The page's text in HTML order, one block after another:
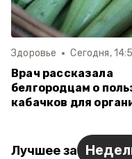
Здоровье Сегодня,
Врач рассказала
белгородцам о
кабачков для
Лучшее за